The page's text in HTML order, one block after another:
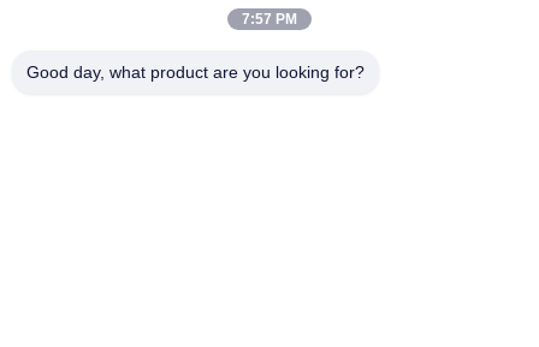
7:57 PM
Good day, what product are you looking for?